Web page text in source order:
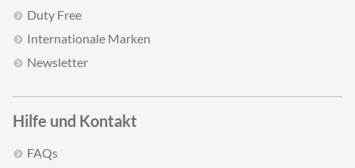
Duty Free
Internationale Marken
Newsletter
Hilfe und Kontakt
FAQs